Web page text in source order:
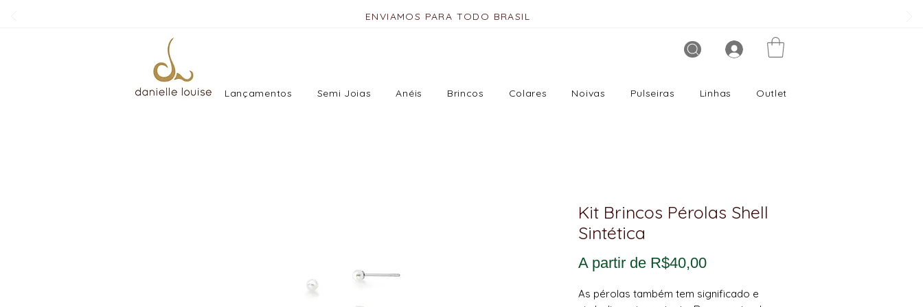
ENVIAMOS PARA TODO BRASIL
Lançamentos Semi Joias Anéis Brincos Colares Noivas Pulseiras Linhas Outlet
Kit Brincos Pérolas Shell
Sintética
A partir de R$40,00Preço
As pérolas também tem significado e